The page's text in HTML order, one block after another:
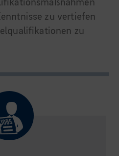
zu vertiefen
zu